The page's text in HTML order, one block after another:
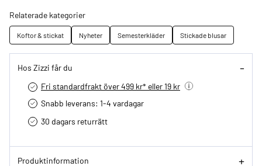
Relaterade kategorier
Koftor & stickat Nyheter Semesterkläder Stickade blusar
Hos Zizzi får du
Fri standardfrakt över 499 kr* eller 19 kr
Snabb leverans: 1-4 vardagar
30 dagars returrätt­
Produktinformation